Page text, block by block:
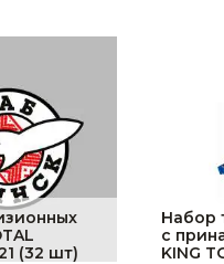
(32 шт)
Набор
с
KING